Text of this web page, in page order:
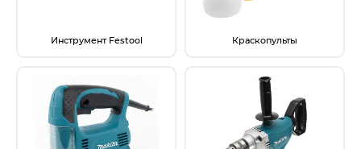
Строительное оборудование
Электроинструмент
Инструмент Festool Краскопульты